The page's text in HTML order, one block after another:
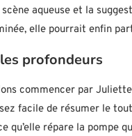
scène aqueuse et la
elle pourrait enfin
profondeurs
commencer par
facile de résumer le
qu’elle répare la pompe